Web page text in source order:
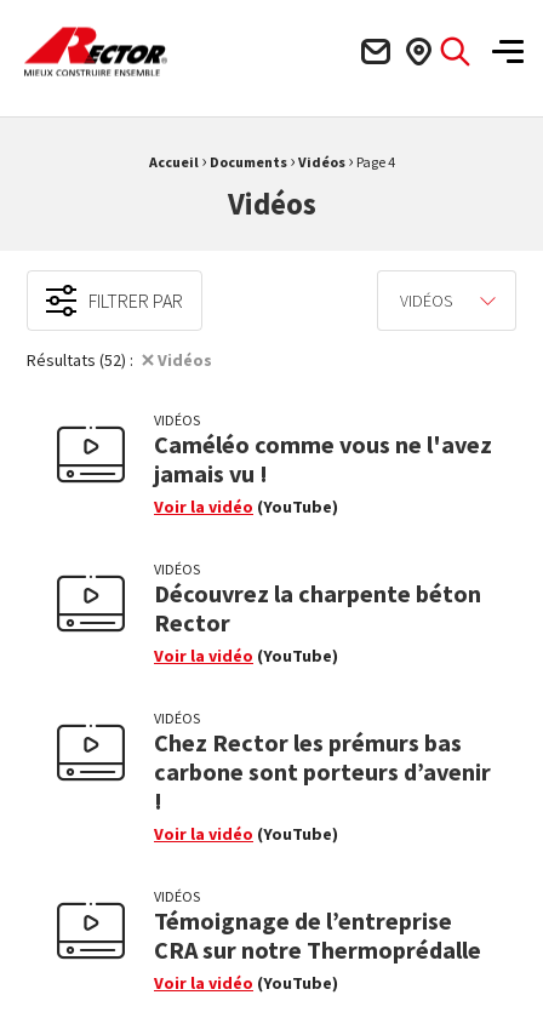
Rector Mieux construire ensemble
Accueil › Documents › Vidéos › Page 4
Vidéos
FILTRER PAR VIDÉOS
Résultats (52) : Vidéos
VIDÉOS
Caméléo comme vous ne l'avez
jamais vu !
Voir la vidéo (YouTube)
VIDÉOS
Découvrez la charpente béton
Rector
Voir la vidéo (YouTube)
VIDÉOS
Chez Rector les prémurs bas
carbone sont porteurs d’avenir
!
Voir la vidéo (YouTube)
VIDÉOS
Témoignage de l’entreprise
CRA sur notre Thermoprédalle
Voir la vidéo (YouTube)